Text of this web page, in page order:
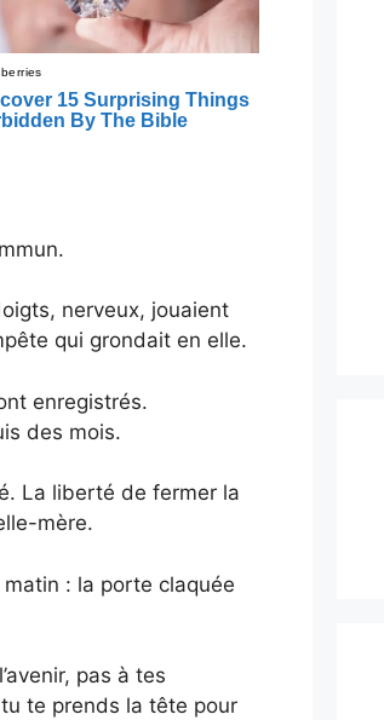
nerveux, jouaient
qui grondait en elle.
enregistrés.
des mois.
La liberté de fermer la
mère.
matin : la porte claquée
pas à tes
te prends la tête pour